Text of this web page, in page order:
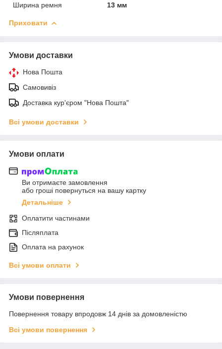
Ширина ремня
13 мм
Приховати
Умови доставки
Нова Пошта
Самовивіз
Доставка кур'єром "Нова Пошта"
Всі умови доставки
Умови оплати
Ви отримаєте замовлення
або гроші повернуться на вашу картку
Детальніше
Оплатити частинами
Післяплата
Оплата на рахунок
Всі умови оплати
Умови повернення
Повернення товару впродовж 14 днів за домовленістю
Всі умови повернення